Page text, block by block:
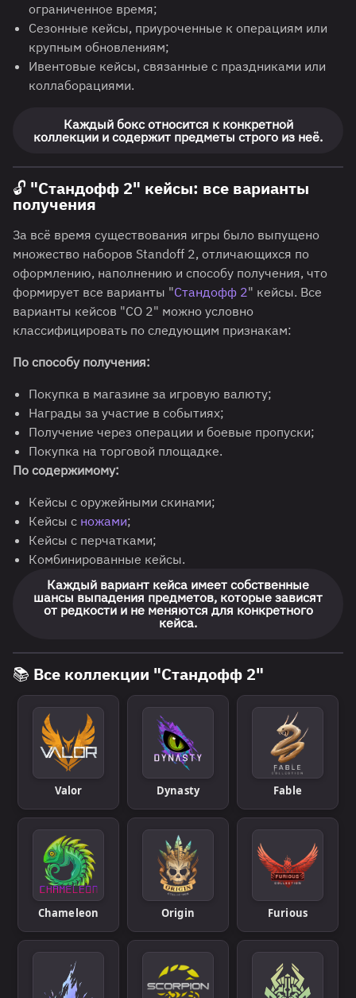
ограниченное время;
Сезонные кейсы, приуроченные к операциям или
крупным обновлениям;
Ивентовые кейсы, связанные с праздниками или
коллаборациями.
Каждый бокс относится к конкретной
коллекции и содержит предметы строго из неё.
🔓 "Стандофф 2" кейсы: все варианты
получения
За всё время существования игры было выпущено
множество наборов Standoff 2, отличающихся по
оформлению, наполнению и способу получения, что
формирует все варианты "Стандофф 2" кейсы. Все
варианты кейсов "СО 2" можно условно
классифицировать по следующим признакам:
По способу получения:
Покупка в магазине за игровую валюту;
Награды за участие в событиях;
Получение через операции и боевые пропуски;
Покупка на торговой площадке.
По содержимому:
Кейсы с оружейными скинами;
Кейсы с ножами;
Кейсы с перчатками;
Комбинированные кейсы.
Каждый вариант кейса имеет собственные
шансы выпадения предметов, которые зависят
от редкости и не меняются для конкретного
кейса.
📚 Все коллекции "Стандофф 2"
Valor Dynasty Fable
Chameleon Origin Furious